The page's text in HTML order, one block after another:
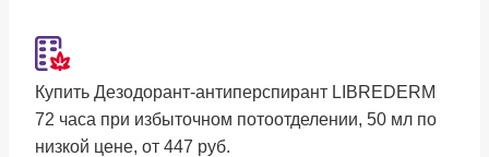
Купить Дезодорант-антиперспирант LIBREDERM
72 часа при избыточном потоотделении, 50 мл по
низкой цене, от 447 руб.